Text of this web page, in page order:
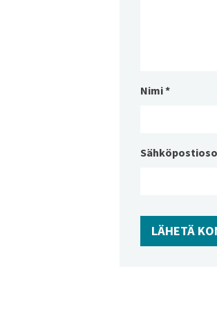
Nimi*